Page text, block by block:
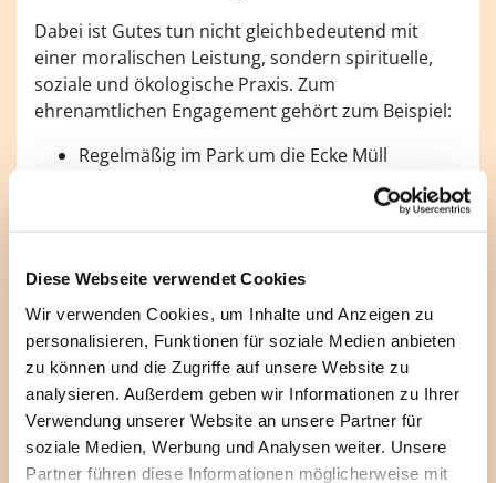
Diese Webseite verwendet Cookies
Wir verwenden Cookies, um Inhalte und Anzeigen zu
personalisieren, Funktionen für soziale Medien anbieten
zu können und die Zugriffe auf unsere Website zu
analysieren. Außerdem geben wir Informationen zu Ihrer
Verwendung unserer Website an unsere Partner für
soziale Medien, Werbung und Analysen weiter. Unsere
Partner führen diese Informationen möglicherweise mit
Dabei ist Gutes tun nicht gleichbedeutend mit
einer moralischen Leistung, sondern spirituelle,
soziale und ökologische Praxis. Zum
ehrenamtlichen Engagement gehört zum Beispiel:
Regelmäßig im Park um die Ecke Müll
In Trockenperioden den Straßenbaum vorm
Haus gießen
Grundschule übernehmen
Ehrenamtliches Engagement im
Hospizdienst
Den eigenen Balkon insektenfreundlich
bepflanzen
Älteren Nachbar:innen bei Besorgungen
helfen
Beteiligung an Aktionen wie »Fridays for